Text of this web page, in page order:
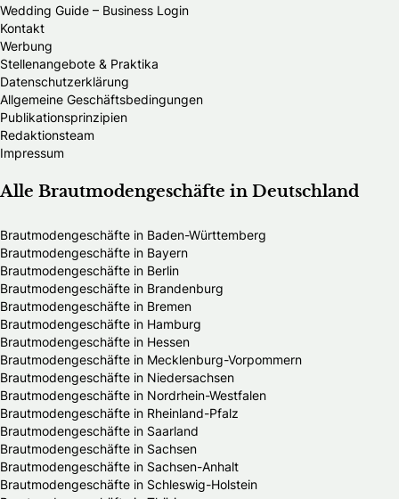
Wedding Guide – Business Login
Kontakt
Werbung
Stellenangebote & Praktika
Datenschutzerklärung
Allgemeine Geschäftsbedingungen
Publikationsprinzipien
Redaktionsteam
Impressum
Alle Brautmodengeschäfte in Deutschland
Brautmodengeschäfte in Baden-Württemberg
Brautmodengeschäfte in Bayern
Brautmodengeschäfte in Berlin
Brautmodengeschäfte in Brandenburg
Brautmodengeschäfte in Bremen
Brautmodengeschäfte in Hamburg
Brautmodengeschäfte in Hessen
Brautmodengeschäfte in Mecklenburg-Vorpommern
Brautmodengeschäfte in Niedersachsen
Brautmodengeschäfte in Nordrhein-Westfalen
Brautmodengeschäfte in Rheinland-Pfalz
Brautmodengeschäfte in Saarland
Brautmodengeschäfte in Sachsen
Brautmodengeschäfte in Sachsen-Anhalt
Brautmodengeschäfte in Schleswig-Holstein